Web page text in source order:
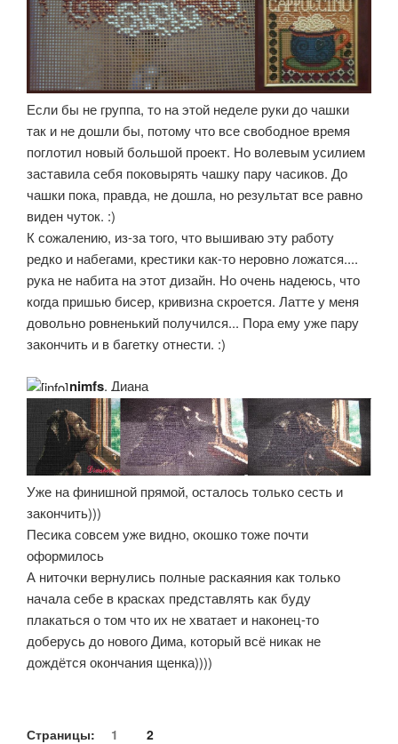
Если бы не группа, то на этой неделе руки до чашки
так и не дошли бы, потому что все свободное время
поглотил новый большой проект. Но волевым усилием
заставила себя поковырять чашку пару часиков. До
чашки пока, правда, не дошла, но результат все равно
виден чуток. :)
К сожалению, из-за того, что вышиваю эту работу
редко и набегами, крестики как-то неровно ложатся....
рука не набита на этот дизайн. Но очень надеюсь, что
когда пришью бисер, кривизна скроется. Латте у меня
довольно ровненький получился... Пора ему уже пару
закончить и в багетку отнести. :)
nimfs, Диана
Уже на финишной прямой, осталось только сесть и
закончить)))
Песика совсем уже видно, окошко тоже почти
оформилось
А ниточки вернулись полные раскаяния как только
начала себе в красках представлять как буду
плакаться о том что их не хватает и наконец-то
доберусь до нового Дима, который всё никак не
дождётся окончания щенка))))
Страницы: 1 2